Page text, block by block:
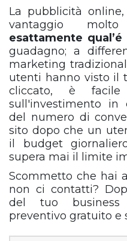
La pubblicità
vantaggio
esattamente
guadagno; a
marketing
utenti hanno visto il
cliccato, è
sull'investimento in
del numero di
sito dopo che un
il budget
supera mai il limite
Scommetto che hai
non ci contatti?
del tuo
preventivo gratuito e